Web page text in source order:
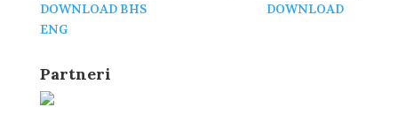
DOWNLOAD BHS
DOWNLOAD
ENG
Partneri